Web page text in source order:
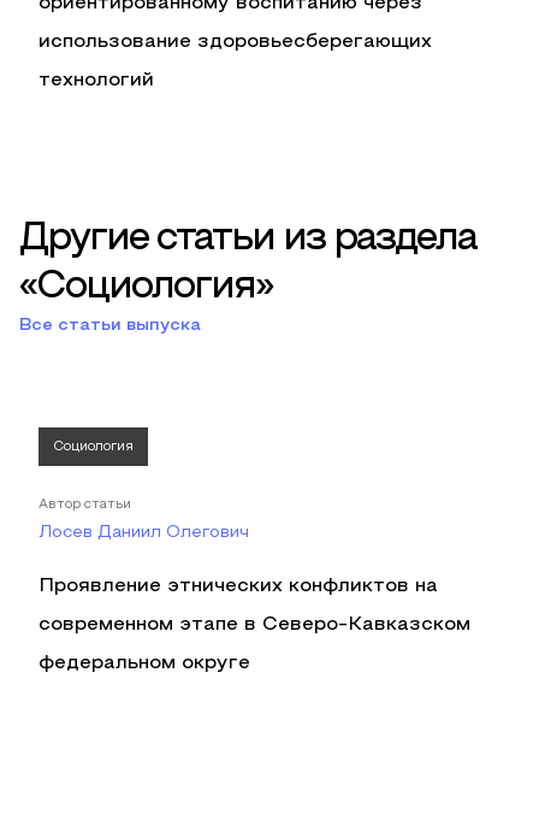
ориентированному воспитанию через
использование здоровьесберегающих
технологий
Другие статьи из раздела
«Социология»
Все статьи выпуска
Социология
Автор статьи
Лосев Даниил Олегович
Проявление этнических конфликтов на
современном этапе в Северо-Кавказском
федеральном округе